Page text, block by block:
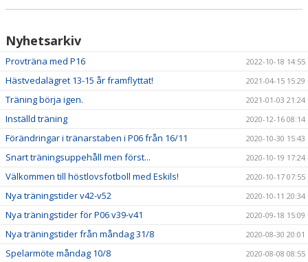
Nyhetsarkiv
Provträna med P16 2022-10-18 14:55
Hästvedalägret 13-15 år framflyttat! 2021-04-15 15:29
Träning börja igen. 2021-01-03 21:24
Inställd träning 2020-12-16 08:14
Förändringar i tränarstaben i P06 från 16/11 2020-10-30 15:43
Snart träningsuppehåll men först... 2020-10-19 17:24
Välkommen till höstlovsfotboll med Eskils! 2020-10-17 07:55
Nya träningstider v42-v52 2020-10-11 20:34
Nya träningstider för P06 v39-v41 2020-09-18 15:09
Nya träningstider från måndag 31/8 2020-08-30 20:01
Spelarmöte måndag 10/8 2020-08-08 08:55